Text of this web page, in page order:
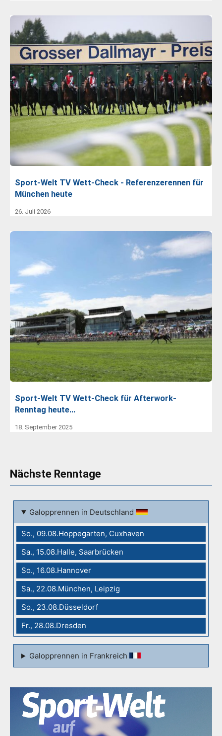
Sport-Welt TV Wett-Check - Referenzerennen für
München heute
26. Juli 2026
Sport-Welt TV Wett-Check für Afterwork-
Renntag heute…
18. September 2025
Nächste Renntage
Galopprennen in Deutschland
So., 09.08.Hoppegarten, Cuxhaven
Sa., 15.08.Halle, Saarbrücken
So., 16.08.Hannover
Sa., 22.08.München, Leipzig
So., 23.08.Düsseldorf
Fr., 28.08.Dresden
Galopprennen in Frankreich